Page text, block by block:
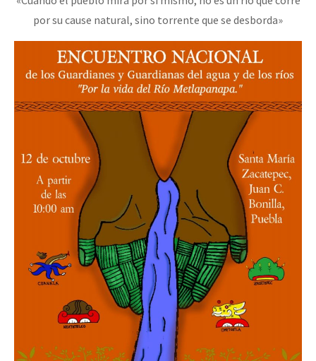
por su cause natural, sino torrente que se desborda»